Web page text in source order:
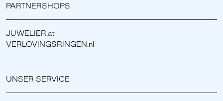
PARTNERSHOPS
JUWELIER.at
VERLOVINGSRINGEN.nl
UNSER SERVICE